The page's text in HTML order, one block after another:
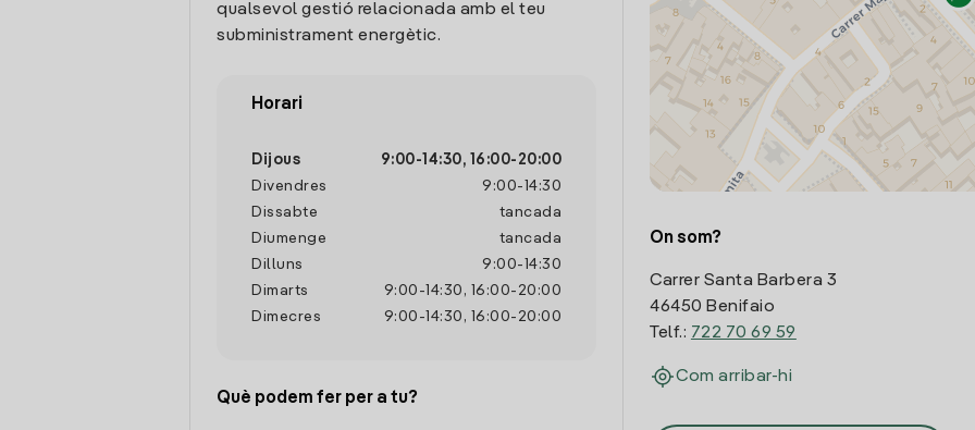
qualsevol gestió relacionada amb el teu
subministrament energètic.
Horari
Dijous 9:00- 14:30, 16:00- 20:00
Divendres
9:00- 14:30
Dissabte
tancada
Diumenge
tancada
Dilluns
9:00- 14:30
Dimarts
9:00 - 14:30 , 16:00- 20:00
Dimecres
9:00 - 14:30 , 16:00- 20:00
Què podem fer per a tu?
On som?
Carrer Santa Barbera 3
46450 Benifaio
Telf.: 722 70 69 59
Com arribar-hi